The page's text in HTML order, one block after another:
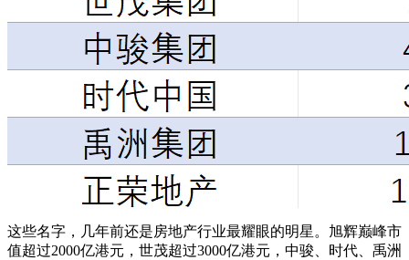
这些名字，几年前还是房地产行业最耀眼的明星。旭辉巅峰市
值超过2000亿港元，世茂超过3000亿港元，中骏、时代、禹洲